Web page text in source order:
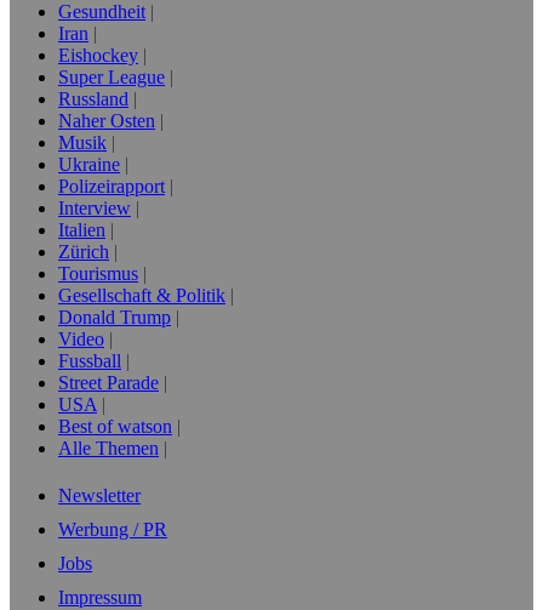
Gesundheit
Iran
Eishockey
Super League
Russland
Naher Osten
Musik
Ukraine
Polizeirapport
Interview
Italien
Zürich
Tourismus
Gesellschaft & Politik
Donald Trump
Video
Fussball
Street Parade
USA
Best of watson
Alle Themen
Newsletter
Werbung / PR
Jobs
Impressum